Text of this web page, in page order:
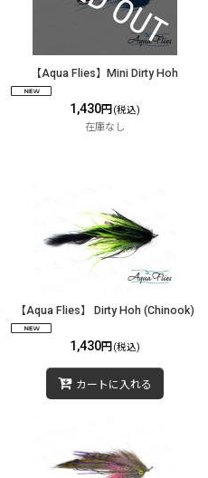
【Aqua Flies】Mini Dirty Hoh
1,430円 (税込)
在庫なし
【Aqua Flies】 Dirty Hoh (Chinook)
1,430円 (税込)
カートに入れる